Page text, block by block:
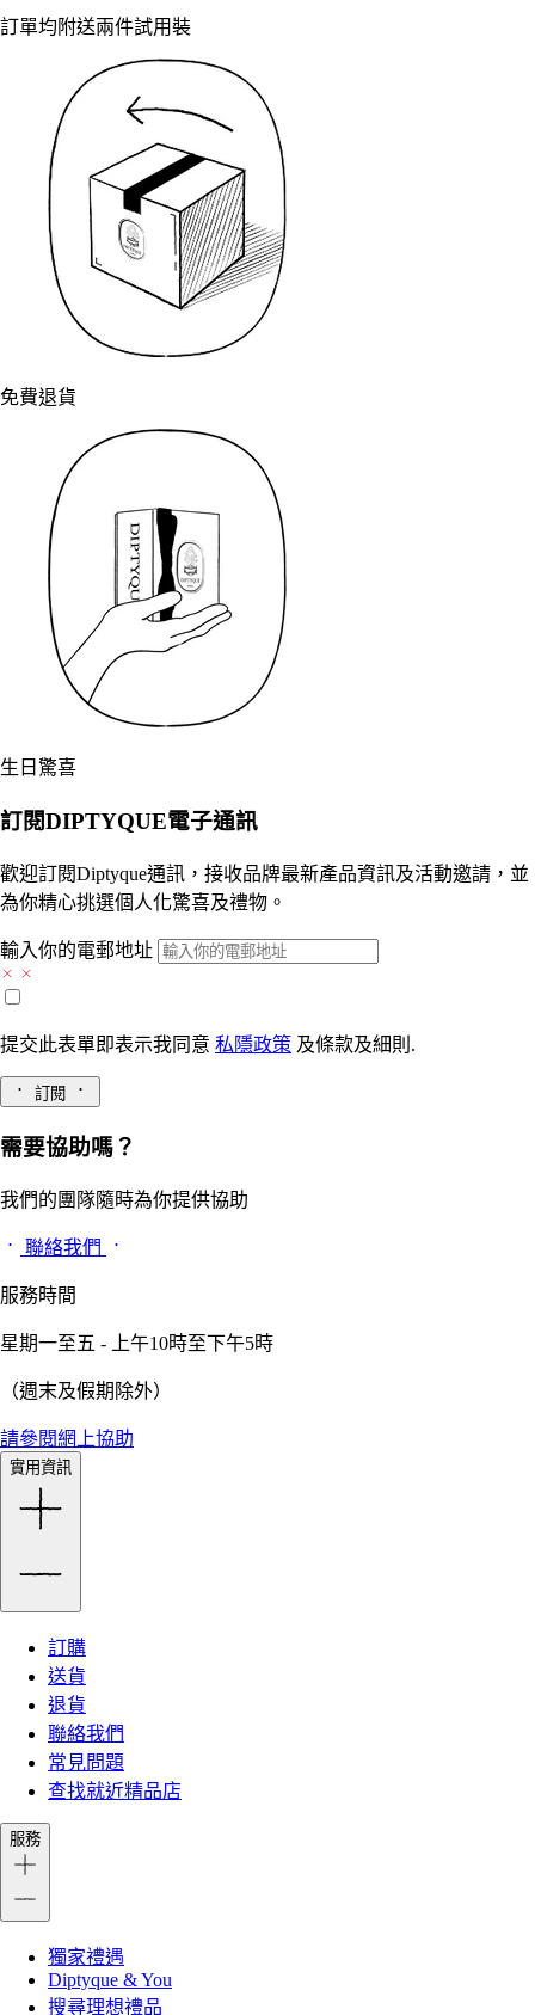
訂單均附送兩件試用裝
免費退貨
生日驚喜
訂閱DIPTYQUE電子通訊
歡迎訂閱Diptyque通訊，接收品牌最新產品資訊及活動邀請，並
為你精心挑選個人化驚喜及禮物。
輸入你的電郵地址
提交此表單即表示我同意 私隱政策 及條款及細則.
訂閱
需要協助嗎？
我們的團隊隨時為你提供協助
聯絡我們
服務時間
星期一至五 - 上午10時至下午5時
（週末及假期除外）
請參閱網上協助
實用資訊
訂購
送貨
退貨
聯絡我們
常見問題
查找就近精品店
服務
獨家禮遇
Diptyque & You
搜尋理想禮品